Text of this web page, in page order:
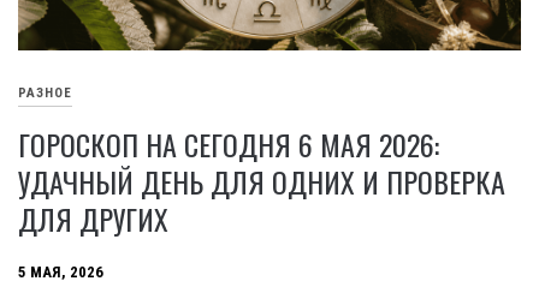
РАЗНОЕ
ГОРОСКОП НА СЕГОДНЯ 6 МАЯ 2026:
УДАЧНЫЙ ДЕНЬ ДЛЯ ОДНИХ И ПРОВЕРКА
ДЛЯ ДРУГИХ
5 МАЯ, 2026